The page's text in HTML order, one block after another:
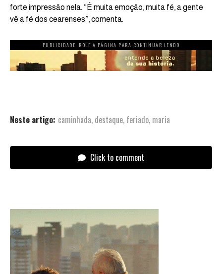
forte impressão nela. “É muita emoção, muita fé, a gente
vê a fé dos cearenses”, comenta.
PUBLICIDADE. ROLE A PÁGINA PARA CONTINUAR LENDO
Neste artigo: caminhada, destaque, feriado, maria
Click to comment